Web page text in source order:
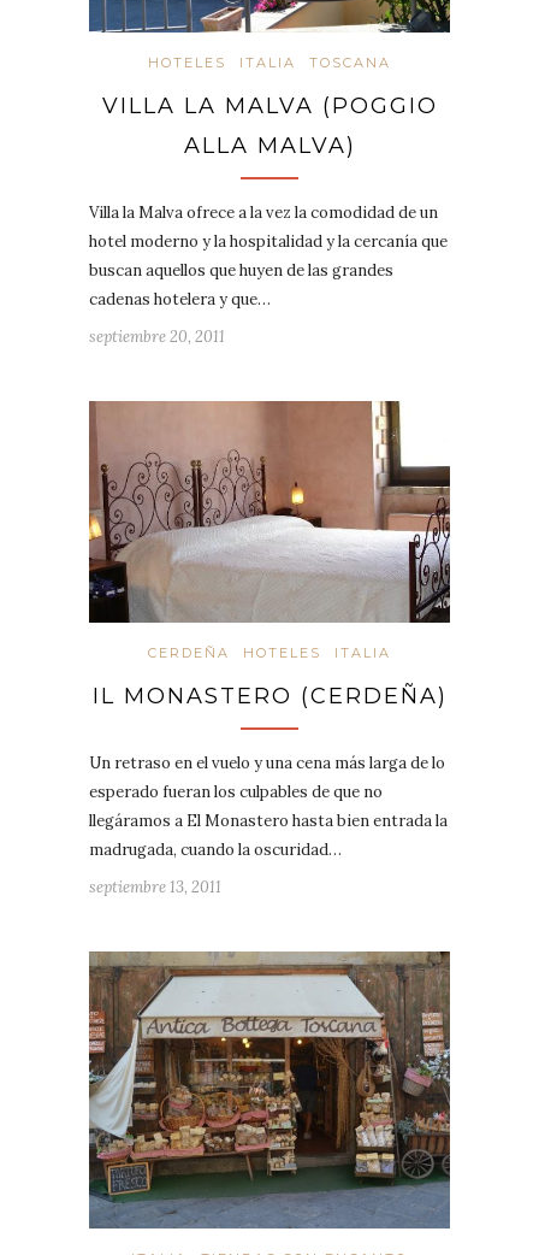
HOTELES ITALIA TOSCANA
VILLA LA MALVA (POGGIO
ALLA MALVA)
Villa la Malva ofrece a la vez la comodidad de un
hotel moderno y la hospitalidad y la cercanía que
buscan aquellos que huyen de las grandes
cadenas hotelera y que…
septiembre 20, 2011
CERDEÑA HOTELES ITALIA
IL MONASTERO (CERDEÑA)
Un retraso en el vuelo y una cena más larga de lo
esperado fueran los culpables de que no
llegáramos a El Monastero hasta bien entrada la
madrugada, cuando la oscuridad…
septiembre 13, 2011